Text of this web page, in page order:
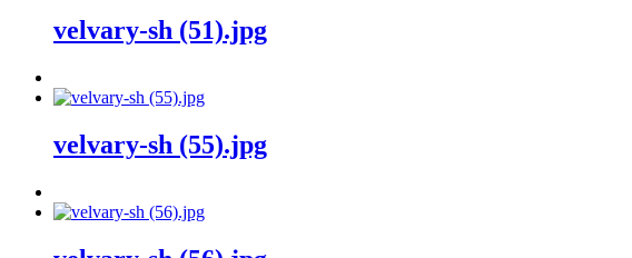
velvary-sh (51).jpg
velvary-sh (55).jpg